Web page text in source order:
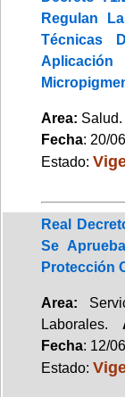
Regulan
Técnicas
Area:
Fecha: 20/
Estado:
Real
Se
Protección
Area:
Laborales.
Fecha: 12/
Estado: